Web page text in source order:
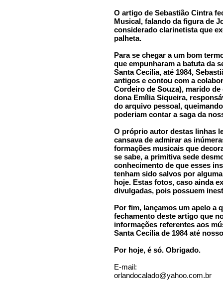
O artigo de Sebastião Cintra
Musical, falando da figura de
considerado clarinetista que
palheta.
Para se chegar a um bom
que empunharam a batuta da
Santa Cecília, até 1984,
antigos e contou com a
Cordeiro de Souza), marido
dona Emília Siqueira,
do arquivo pessoal,
poderiam contar a saga da
O próprio autor destas linhas
cansava de admirar as
formações musicais que
se sabe, a primitiva sede
conhecimento de que esses
tenham sido salvos por
hoje. Estas fotos, caso ainda
divulgadas, pois possuem
Por fim, lançamos um apelo a
fechamento deste artigo que
informações referentes aos
Santa Cecília de 1984 até
Por hoje, é só. Obrigado.
E-mail:
orlandocalado@yahoo.com.br